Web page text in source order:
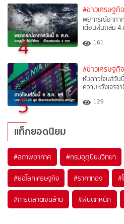
4
#ข่าวเศรษฐกิจ
พยากรณ์อากาศ
เตือนฝนถล่ม 4
161
5
#ข่าวเศรษฐกิจ
หุ้นดาวโจนส์วัน
ความหวังเจรจ
129
แท็กยอดนิยม
#สภาพอากาศ #กรมอุตุนิยมวิทยา
#ย่อโลกเศรษฐกิจ #ราคาทอง #
#การตลาดเงินล้าน #ฝนตกหนัก